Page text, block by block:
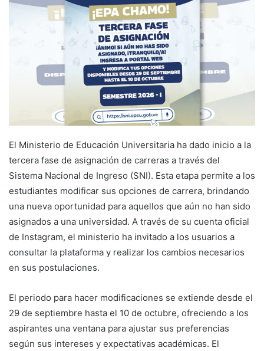
El Ministerio de Educación Universitaria ha dado inicio a la
tercera fase de asignación de carreras a través del
Sistema Nacional de Ingreso (SNI). Esta etapa permite a los
estudiantes modificar sus opciones de carrera, brindando
una nueva oportunidad para aquellos que aún no han sido
asignados a una universidad. A través de su cuenta oficial
de Instagram, el ministerio ha invitado a los usuarios a
consultar la plataforma y realizar los cambios necesarios
en sus postulaciones.
El periodo para hacer modificaciones se extiende desde el
29 de septiembre hasta el 10 de octubre, ofreciendo a los
aspirantes una ventana para ajustar sus preferencias
según sus intereses y expectativas académicas. El